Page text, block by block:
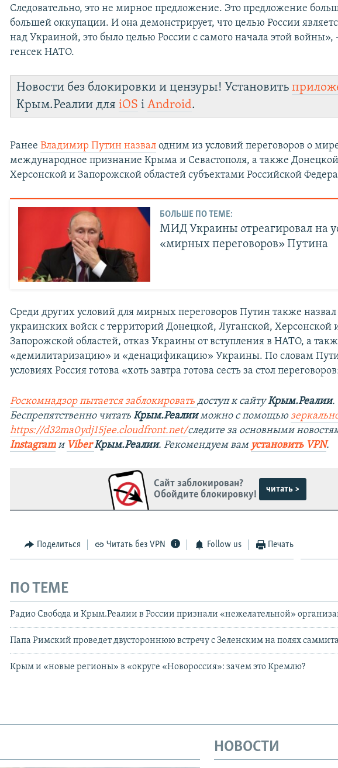
Следовательно, это не мирное предложение. Это предложение
большей оккупации. И она демонстрирует, что целью России
над Украиной, это было целью России с самого начала этой войны»,
генсек НАТО.
Новости без блокировки и цензуры! Установить
Крым.Реалии дляiOS іAndroid.
РанееВладимир Путин назвал одним из условий переговоров о
международное признание Крыма и Севастополя, а также
Херсонской и Запорожской областей субъектами Российской
БОЛЬШЕ ПО ТЕМЕ:
МИД Украины отреагировал на
«мирных переговоров» Путина
Среди других условий для мирных переговоров Путин также
украинских войск с территорий Донецкой, Луганской, Херсонской
Запорожской областей, отказ Украины от вступления в НАТО, а
«демилитаризацию» и «денацификацию» Украины. По словам
условиях Россия готова «хоть завтра готова сесть за стол
Роскомнадзор пытается заблокировать доступ к сайтуКрым.Реалии.
Беспрепятственно читатьКрым.Реалииможно с помощью
https://d32ma0ydj15jee.cloudfront.net/следите за основными
Instagramи Viber Крым.Реалии. Рекомендуем вам установить VPN.
Сайт заблокирован?
Обойдите блокировку!
читать >
Поделиться Читать без VPN Follow us Печать
ПО ТЕМЕ
Радио Свобода и Крым.Реалии в России признали «нежелательной»
Папа Римский проведет двустороннюю встречу с Зеленским на полях
Крым и «новые регионы» в «округе «Новороссия»: зачем это Кремлю?
НОВОСТИ